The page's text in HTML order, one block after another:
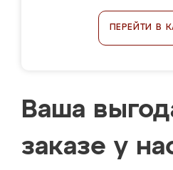
ПЕРЕЙТИ В
Ваша
заказе у